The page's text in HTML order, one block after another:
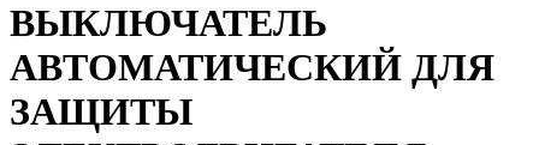
ВЫКЛЮЧАТЕЛЬ
АВТОМАТИЧЕСКИЙ ДЛЯ
ЗАЩИТЫ